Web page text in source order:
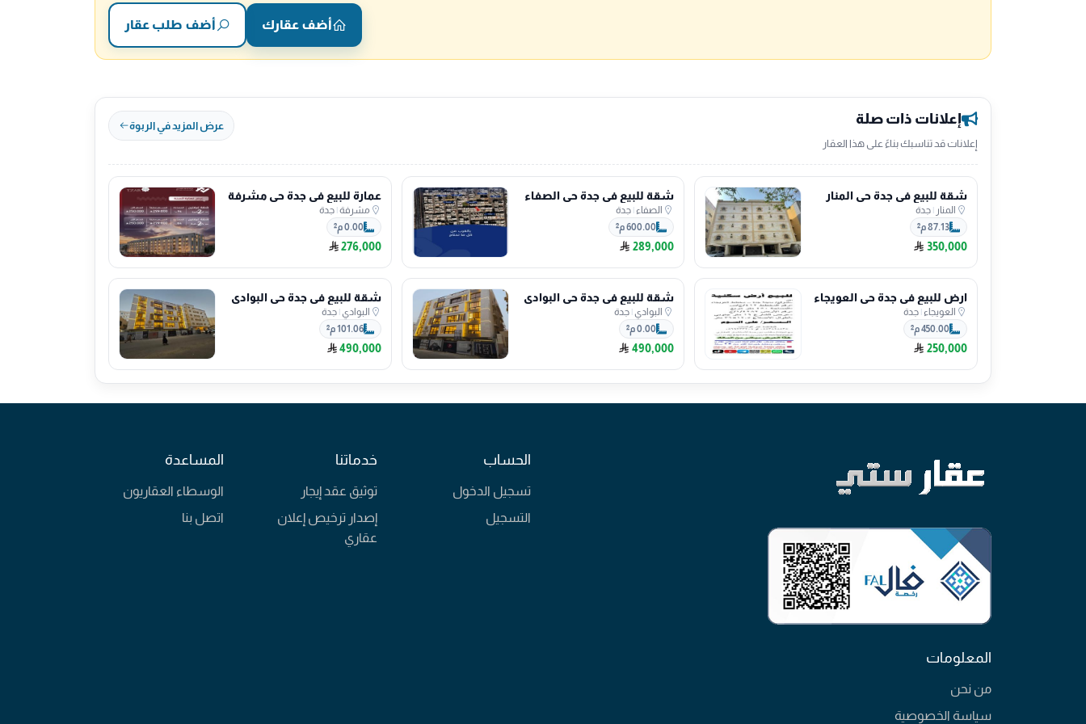
أضف عقارك أضف طلب عقار
إعلانات ذات صلة
إعلانات قد تناسبك بناءً على هذا العقار
عرض المزيد في الربوة
شقة للبيع في جدة حي المنار
المنار | جدة
87.13 م²
350,000
شقة للبيع في جدة حي الصفاء
الصفاء | جدة
600.00 م²
289,000
عمارة للبيع في جدة حي مشرفة
مشرفة| جدة
0.00 م²
276,000
ارض للبيع في جدة حي العويجاء
العويجاء | جدة
450.00 م²
250,000
شقة للبيع في جدة حي البوادي
البوادي| جدة
0.00 م²
490,000
شقة للبيع في جدة حي البوادي
البوادي| جدة
101.06 م²
490,000
الحساب
تسجيل الدخول
التسجيل
خدماتنا
توثيق عقد إيجار
إصدار ترخيص إعلان
عقاري
المساعدة
الوسطاء العقاريون
اتصل بنا
المعلومات
من نحن
سياسة الخصوصية